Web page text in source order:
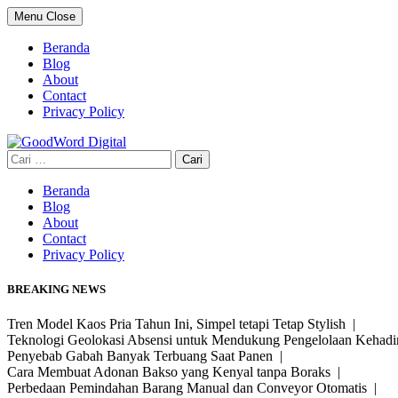
Skip
to
content
Menu Close
Beranda
Blog
About
Contact
Privacy Policy
Cari
untuk:
Beranda
Blog
About
Contact
Privacy Policy
BREAKING NEWS
Tren Model Kaos Pria Tahun Ini, Simpel tetapi Tetap Stylish |
Teknologi Geolokasi Absensi untuk Mendukung Pengelolaan
Penyebab Gabah Banyak Terbuang Saat Panen |
Cara Membuat Adonan Bakso yang Kenyal tanpa Boraks |
Perbedaan Pemindahan Barang Manual dan Conveyor Otomatis |